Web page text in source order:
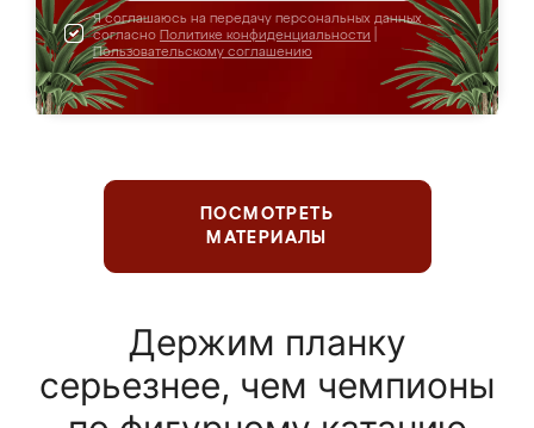
Я соглашаюсь на передачу персональных данных
согласно Политике конфиденциальности
Пользовательскому соглашению
ПОСМОТРЕТЬ
МАТЕРИАЛЫ
Держим планку
серьезнее, чем чемпионы